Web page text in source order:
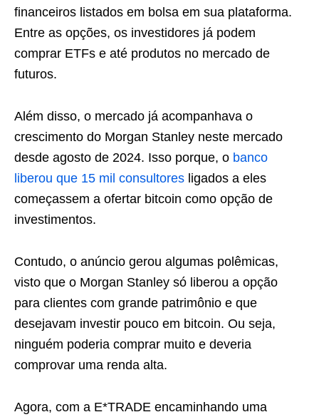
financeiros listados em bolsa em sua plataforma.
Entre as opções, os investidores já podem
comprar ETFs e até produtos no mercado de
futuros.
Além disso, o mercado já acompanhava o
crescimento do Morgan Stanley neste mercado
desde agosto de 2024. Isso porque, o banco
liberou que 15 mil consultores ligados a eles
começassem a ofertar bitcoin como opção de
investimentos.
Contudo, o anúncio gerou algumas polêmicas,
visto que o Morgan Stanley só liberou a opção
para clientes com grande patrimônio e que
desejavam investir pouco em bitcoin. Ou seja,
ninguém poderia comprar muito e deveria
comprovar uma renda alta.
Agora, com a E*TRADE encaminhando uma